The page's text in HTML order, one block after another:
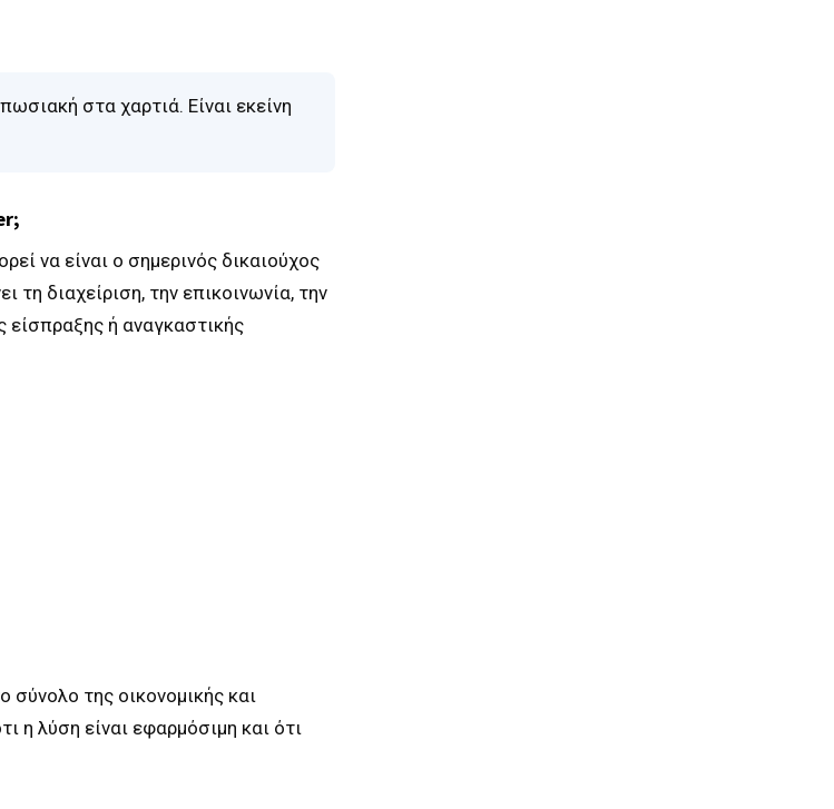
στα χαρτιά. Είναι εκείνη
να είναι ο σημερινός δικαιούχος
διαχείριση, την επικοινωνία, την
είσπραξης ή αναγκαστικής
σύνολο της οικονομικής και
η λύση είναι εφαρμόσιμη και ότι